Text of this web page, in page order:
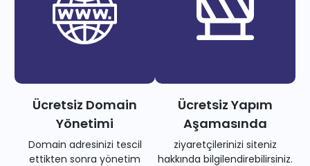
Ücretsiz Domain
Yönetimi
Domain adresinizi tescil
ettikten sonra yönetim
Ücretsiz Yapım
Aşamasında
ziyaretçilerinizi siteniz
hakkında bilgilendirebilirsiniz.